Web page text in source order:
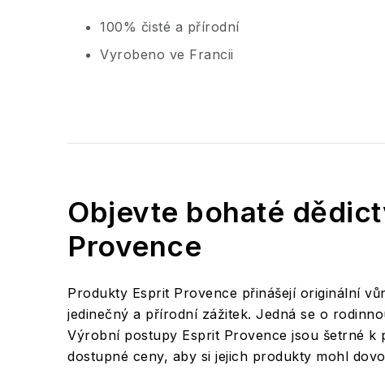
100% čisté a přírodní
Vyrobeno ve Francii
Objevte bohaté
Provence
Produkty Esprit Provence přinášejí originální
jedinečný a přírodní zážitek. Jedná se o
Výrobní postupy Esprit Provence jsou šetrné
dostupné ceny, aby si jejich produkty mohl